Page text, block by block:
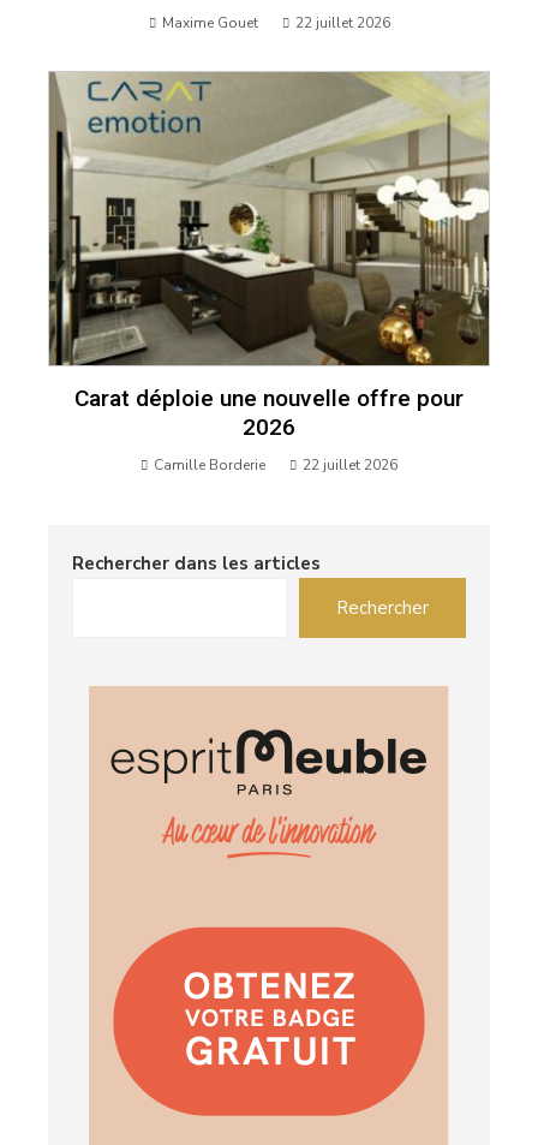
Maxime Gouet 22 juillet 2026
Carat déploie une nouvelle offre pour
2026
Camille Borderie 22 juillet 2026
Rechercher dans les articles
Rechercher